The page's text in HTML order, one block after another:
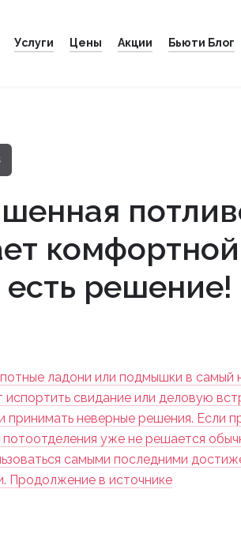
Услуги Цены Акции Бьюти Блог
решение!
потные ладони или подмышки в самый
свидание или деловую
принимать неверные решения. Если
уже не решается
самыми последними
Продолжение в источнике